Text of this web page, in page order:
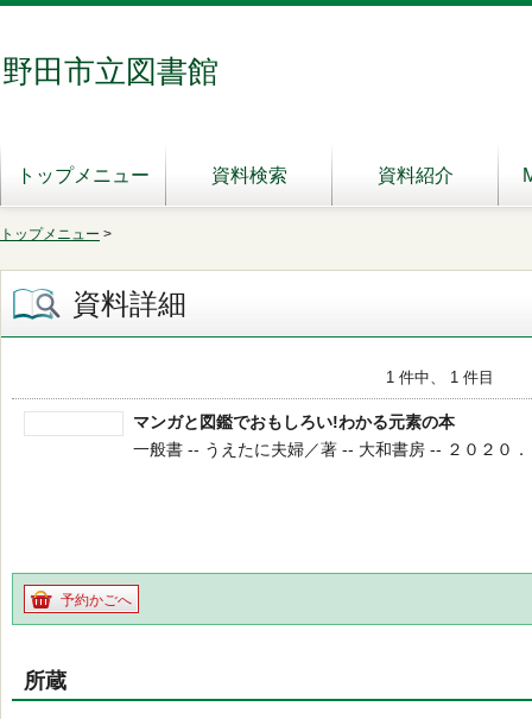
野田市立図書館
トップメニュー 資料検索 資料紹介
トップメニュー >
資料詳細
1 件中、 1 件目
マンガと図鑑でおもしろい!わかる元素の本
一般書 -- うえたに夫婦／著 -- 大和書房 -- ２０２０
予約かごへ
所蔵